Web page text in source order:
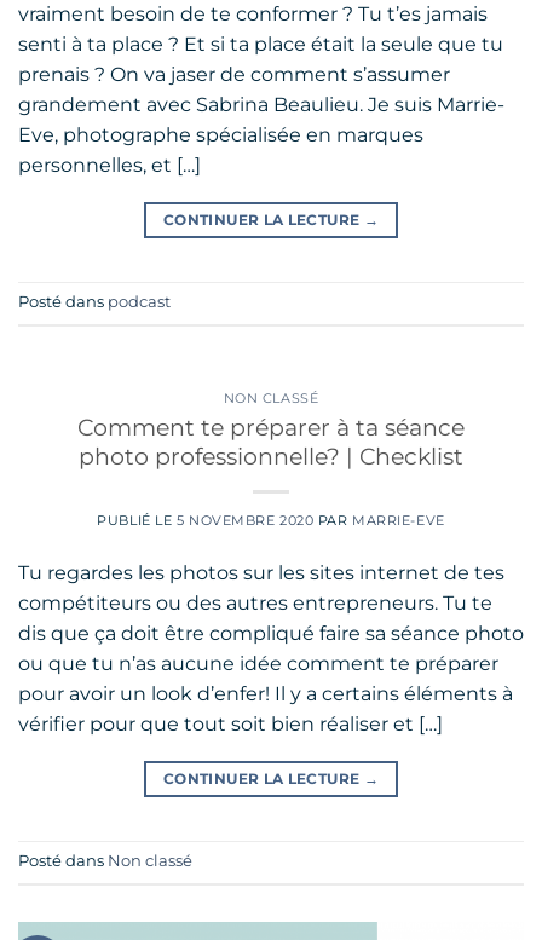
vraiment besoin de te conformer ? Tu t’es jamais
senti à ta place ? Et si ta place était la seule que tu
prenais ? On va jaser de comment s’assumer
grandement avec Sabrina Beaulieu. Je suis Marrie-
Eve, photographe spécialisée en marques
personnelles, et […]
CONTINUER LA LECTURE →
Posté dans podcast
NON CLASSÉ
Comment te préparer à ta séance
photo professionnelle? | Checklist
PUBLIÉ LE 5 NOVEMBRE 2020 PAR MARRIE-EVE
Tu regardes les photos sur les sites internet de tes
compétiteurs ou des autres entrepreneurs. Tu te
dis que ça doit être compliqué faire sa séance photo
ou que tu n’as aucune idée comment te préparer
pour avoir un look d’enfer! Il y a certains éléments à
vérifier pour que tout soit bien réaliser et […]
CONTINUER LA LECTURE →
Posté dans Non classé